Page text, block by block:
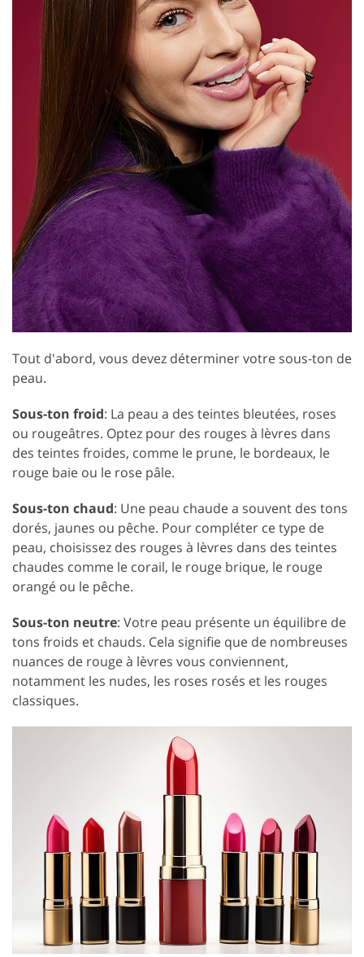
Tout d'abord, vous devez déterminer votre sous-ton de
peau.
Sous-ton froid: La peau a des teintes bleutées, roses
ou rougeâtres. Optez pour des rouges à lèvres dans
des teintes froides, comme le prune, le bordeaux, le
rouge baie ou le rose pâle.
Sous-ton chaud: Une peau chaude a souvent des tons
dorés, jaunes ou pêche. Pour compléter ce type de
peau, choisissez des rouges à lèvres dans des teintes
chaudes comme le corail, le rouge brique, le rouge
orangé ou le pêche.
Sous-ton neutre: Votre peau présente un équilibre de
tons froids et chauds. Cela signifie que de nombreuses
nuances de rouge à lèvres vous conviennent,
notamment les nudes, les roses rosés et les rouges
classiques.